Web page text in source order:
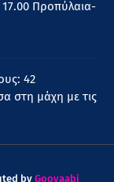
Προπύλαια-
42
στη μάχη με τις
by Gooyaabi